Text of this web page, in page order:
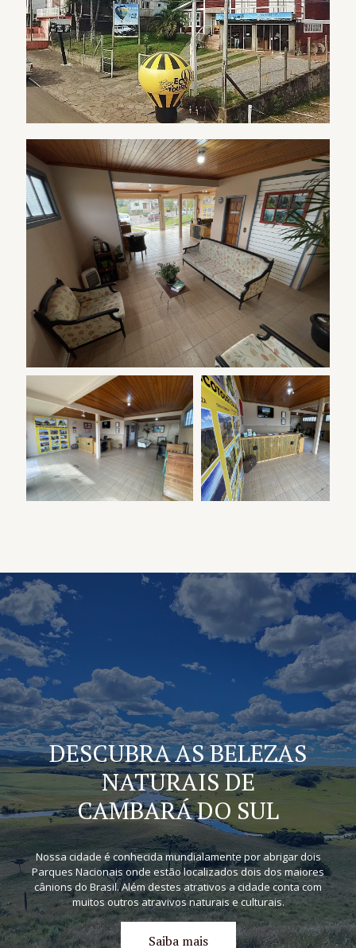
DESCUBRA AS BELEZAS
NATURAIS DE
CAMBARÁ DO SUL
Nossa cidade é conhecida mundialamente por abrigar dois
Parques Nacionais onde estão localizados dois dos maiores
cânions do Brasil. Além destes atrativos a cidade conta com
muitos outros atravivos naturais e culturais.
Saiba mais